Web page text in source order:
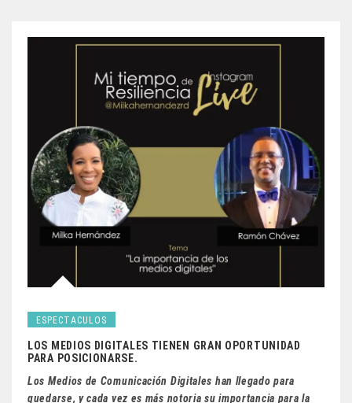
ESPECTACULOS
LOS MEDIOS DIGITALES TIENEN GRAN OPORTUNIDAD
PARA POSICIONARSE.
Los Medios de Comunicación Digitales han llegado para
quedarse, y cada vez es más notoria su importancia para la